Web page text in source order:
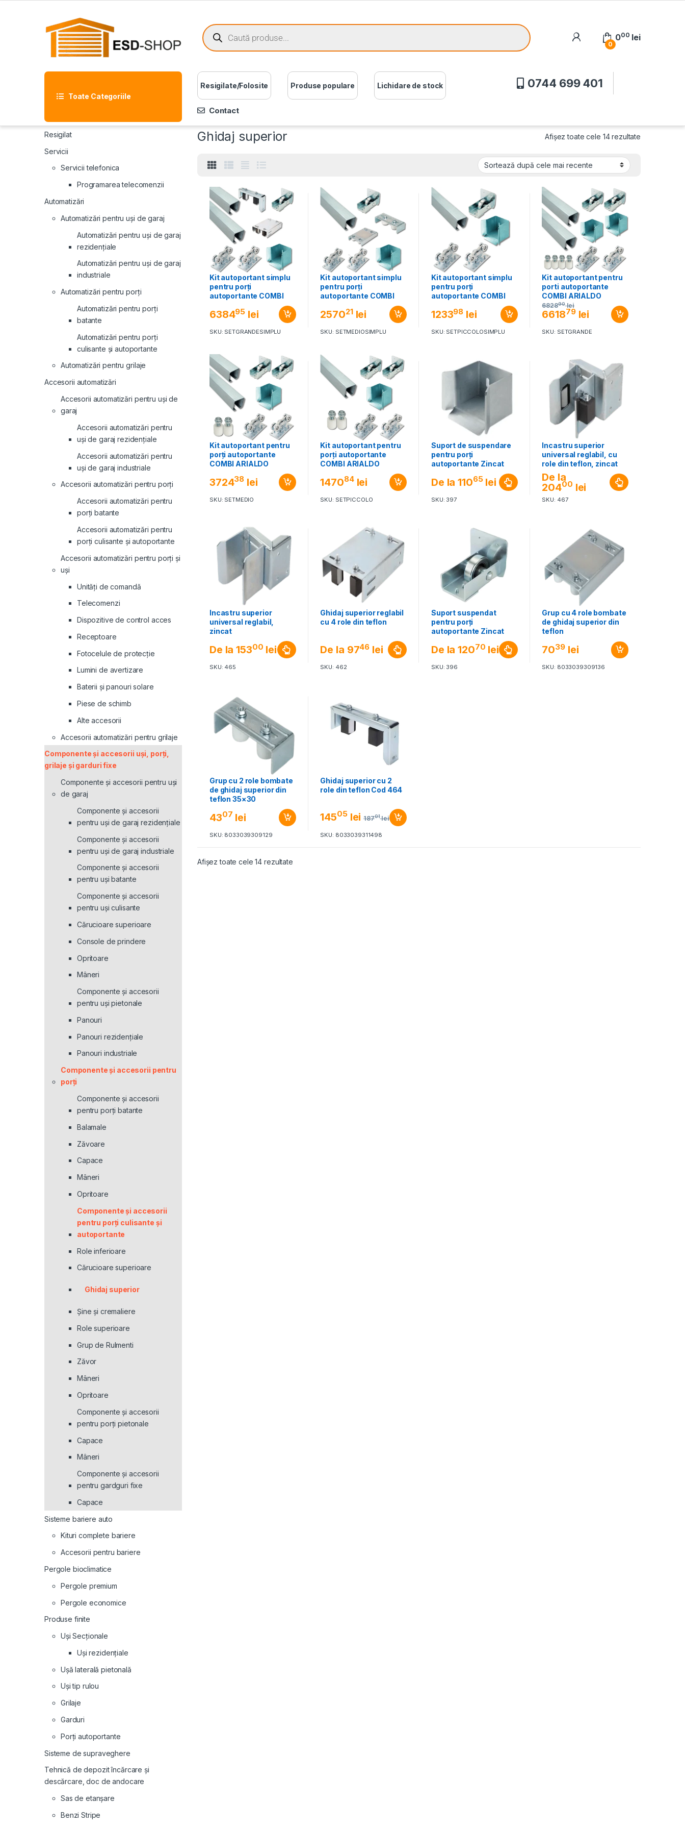
0
000 lei
Toate Categoriile
Resigilate/Folosite Produse populare Lichidare de stock 0744 699 401
Contact
Ghidaj superior Afișez toate cele 14 rezultate
Kit autoportant simplu
pentru porți
autoportante COMBI
GRANDEComponente și
grilaje și garduri fixe
638495 lei
SKU: SETGRANDESIMPLU
Kit autoportant simplu
pentru porți
autoportante COMBI
MEDIO
257021 lei
SKU: SETMEDIOSIMPLU
Kit autoportant simplu
pentru porți
autoportante COMBI
PICCOLO
123398 lei
SKU: SETPICCOLOSIMPLU
Kit autoportant pentru
porti autoportante
COMBI ARIALDO
SISTEM GRANDE
661879 lei
682890 lei
SKU: SETGRANDE
Kit autoportant pentru
porți autoportante
COMBI ARIALDO
372438 lei
SKU: SETMEDIO
Kit autoportant pentru
porți autoportante
COMBI ARIALDO
147084 lei
SKU: SETPICCOLO
Suport de suspendare
pentru porți
autoportante Zincat
De la 11065 lei
SKU: 397
Incastru superior
universal reglabil, cu
role din teflon, zincat
De la
20400 lei
SKU: 467
Incastru superior
universal reglabil,
zincat
De la 15300 lei
SKU: 465
Ghidaj superior reglabil
cu 4 role din teflon
De la 9746 lei
SKU: 462
Suport suspendat
pentru porți
autoportante Zincat
De la 12070 lei
SKU: 396
Grup cu 4 role bombate
de ghidaj superior din
teflon
7039 lei
SKU: 8033039309136
Grup cu 2 role bombate
de ghidaj superior din
teflon 35×30
4307 lei
SKU: 8033039309129
Ghidaj superior cu 2
role din teflon Cod 464
14505 lei 18701 lei
SKU: 8033039311498
Afișez toate cele 14 rezultate
Resigilat
Servicii
Servicii telefonica
Programarea telecomenzii
Automatizări
Automatizări pentru uși de garaj
Automatizări pentru uși de garaj
rezidențiale
Automatizări pentru uși de garaj
industriale
Automatizări pentru porți
Automatizări pentru porți
batante
Automatizări pentru porți
culisante și autoportante
Automatizări pentru grilaje
Accesorii automatizări
Accesorii automatizări pentru uși de
garaj
Accesorii automatizări pentru
uși de garaj rezidențiale
Accesorii automatizări pentru
uși de garaj industriale
Accesorii automatizări pentru porți
Accesorii automatizări pentru
porți batante
Accesorii automatizări pentru
porți culisante și autoportante
Accesorii automatizări pentru porți și
uși
Unități de comandă
Telecomenzi
Dispozitive de control acces
Receptoare
Fotocelule de protecție
Lumini de avertizare
Baterii și panouri solare
Piese de schimb
Alte accesorii
Accesorii automatizări pentru grilaje
Componente și accesorii uși, porți,
grilaje și garduri fixe
Componente și accesorii pentru uși
de garaj
Componente și accesorii
pentru uși de garaj rezidențiale
Componente și accesorii
pentru uși de garaj industriale
Componente și accesorii
pentru uși batante
Componente și accesorii
pentru uși culisante
Cărucioare superioare
Console de prindere
Opritoare
Mâneri
Componente și accesorii
pentru uși pietonale
Panouri
Panouri rezidenţiale
Panouri industriale
Componente și accesorii pentru
porți
Componente și accesorii
pentru porți batante
Balamale
Zăvoare
Capace
Mâneri
Opritoare
Componente și accesorii
pentru porți culisante și
autoportante
Role inferioare
Cărucioare superioare
Ghidaj superior
Şine şi cremaliere
Role superioare
Grup de Rulmenti
Zăvor
Mâneri
Opritoare
Componente și accesorii
pentru porți pietonale
Capace
Mâneri
Componente și accesorii
pentru gardguri fixe
Capace
Sisteme bariere auto
Kituri complete bariere
Accesorii pentru bariere
Pergole bioclimatice
Pergole premium
Pergole economice
Produse finite
Uși Secționale
Uși rezidențiale
Ușă laterală pietonală
Uși tip rulou
Grilaje
Garduri
Porți autoportante
Sisteme de supraveghere
Tehnică de depozit încărcare și
descărcare, doc de andocare
Sas de etanșare
Benzi Stripe